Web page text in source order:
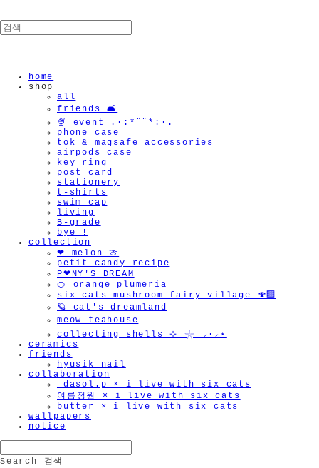
home
shop
all
friends 🛋️
🍨 event .·:*¨¨*:·.
phone case
tok & magsafe accessories
airpods case
key ring
post card
stationery
t-shirts
swim cap
living
B-grade
bye !
collection
❤︎ melon 🍈
petit candy recipe
P❤︎NY'S DREAM
🍊 orange plumeria
six cats mushroom fairy village 🍄‍🟫
🪐 cat's dreamland
meow teahouse
collecting shells ⊹ 𓇼 ⸝·⸝⋆
ceramics
friends
hyusik_nail
collaboration
_dasol.p × i live with six cats
여름정원 × i live with six cats
butter × i live with six cats
wallpapers
notice
Search
검색
🫧